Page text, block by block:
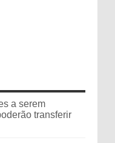
a serem
transferir